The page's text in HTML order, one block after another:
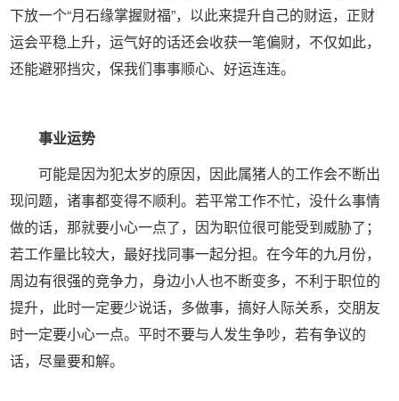
下放一个“月石缘掌握财福”，以此来提升自己的财运，正财
运会平稳上升，运气好的话还会收获一笔偏财，不仅如此，
还能避邪挡灾，保我们事事顺心、好运连连。
事业运势
可能是因为犯太岁的原因，因此属猪人的工作会不断出
现问题，诸事都变得不顺利。若平常工作不忙，没什么事情
做的话，那就要小心一点了，因为职位很可能受到威胁了；
若工作量比较大，最好找同事一起分担。在今年的九月份，
周边有很强的竞争力，身边小人也不断变多，不利于职位的
提升，此时一定要少说话，多做事，搞好人际关系，交朋友
时一定要小心一点。平时不要与人发生争吵，若有争议的
话，尽量要和解。